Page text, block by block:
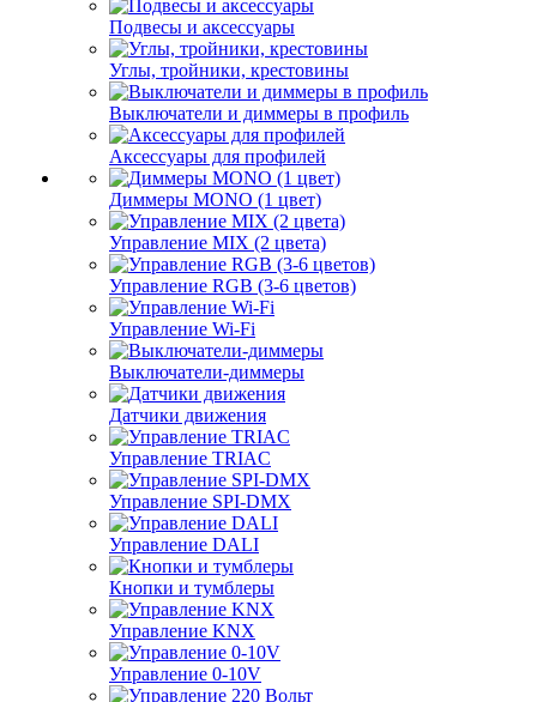
Подвесы и аксессуары
Углы, тройники, крестовины
Выключатели и диммеры в профиль
Аксессуары для профилей
Диммеры MONO (1 цвет)
Управление MIX (2 цвета)
Управление RGB (3-6 цветов)
Управление Wi-Fi
Выключатели-диммеры
Датчики движения
Управление TRIAC
Управление SPI-DMX
Управление DALI
Кнопки и тумблеры
Управление KNX
Управление 0-10V